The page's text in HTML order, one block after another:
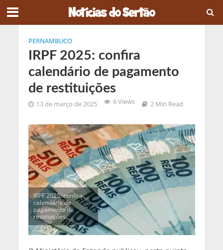
PERNAMBUCO
IRPF 2025: confira
calendário de pagamento
de restituições
13 de março de 2025 6 Views 2 Min Read
IRPF 2025: confira
calendário de
pagamento de
restituições